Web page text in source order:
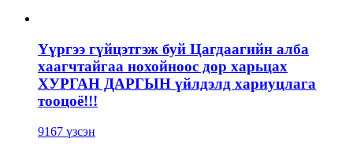
Үүргээ гүйцэтгэж буй Цагдаагийн алба
хаагчтайгаа нохойноос дор харьцах
ХУРГАН ДАРГЫН үйлдэлд хариуцлага
тооцоё!!!
9167 үзсэн